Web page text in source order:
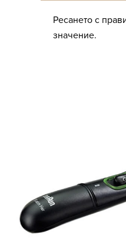
Ресането с
значение.